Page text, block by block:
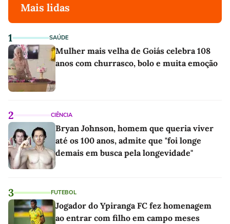
Mais lidas
1 SAÚDE
Mulher mais velha de Goiás celebra 108
anos com churrasco, bolo e muita emoção
2 CIÊNCIA
Bryan Johnson, homem que queria viver
até os 100 anos, admite que "foi longe
demais em busca pela longevidade"
3 FUTEBOL
Jogador do Ypiranga FC fez homenagem
ao entrar com filho em campo meses